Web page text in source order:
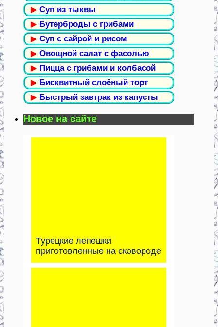
▶ Суп из тыквы
▶ Бутерброды с грибами
▶ Суп с сайрой и рисом
▶ Овощной салат с фасолью
▶ Пицца с грибами и колбасой
▶ Бисквитный слоёный торт
▶ Быстрый завтрак из капусты
Новое на сайте
Турецкие лепешки
приготовленные на сковороде